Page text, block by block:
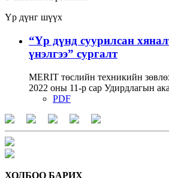
Үр дүнг шүүх
“Үр дүнд суурилсан
үнэлгээ” сургалт
MERIT төслийн техникийн
2022 оны 11-р сар Удирдлагын
PDF
ХОЛБОО БАРИХ